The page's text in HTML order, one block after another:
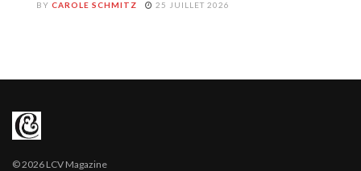
BY CAROLE SCHMITZ 25 JUILLET 2026
© 2026 LCV Magazine